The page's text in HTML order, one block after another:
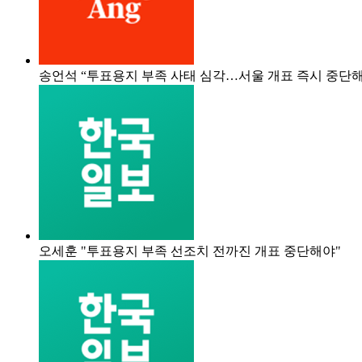
송언석 “투표용지 부족 사태 심각…서울 개표 즉시 중단
오세훈 "투표용지 부족 선조치 전까진 개표 중단해야"